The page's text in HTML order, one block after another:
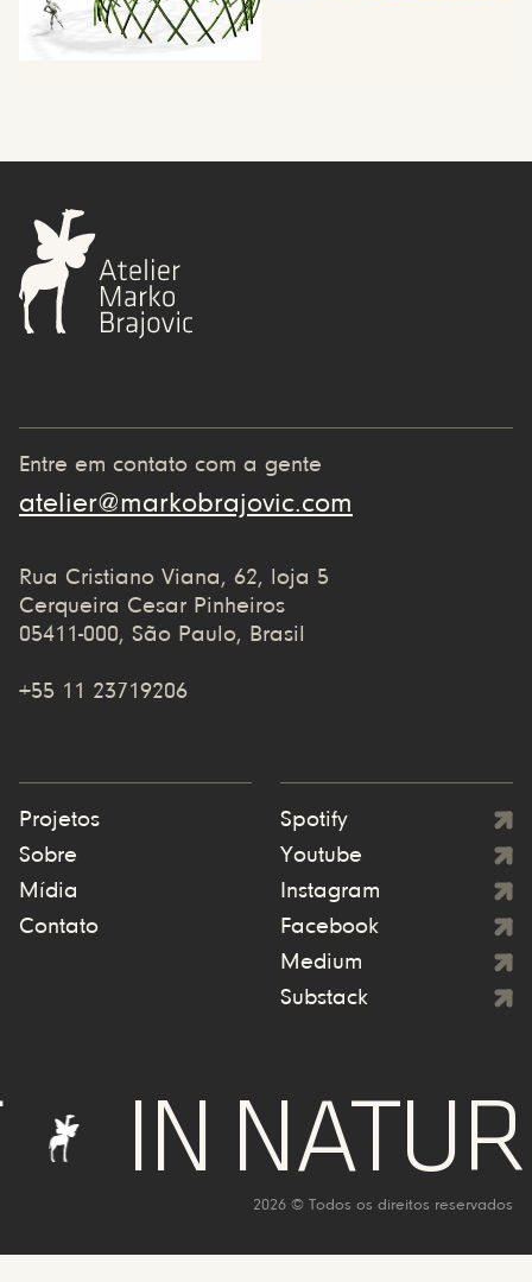
Entre em contato com a gente
atelier@markobrajovic.com
Rua Cristiano Viana, 62, loja 5
Cerqueira Cesar Pinheiros
05411-000, São Paulo, Brasil
+55 11 23719206
Projetos
Sobre
Mídia
Contato
Spotify
Youtube
Instagram
Facebook
Medium
Substack
WE
2026 © Todos os direitos reservados